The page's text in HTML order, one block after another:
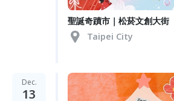
聖誕奇蹟市｜松菸文創大街
Taipei City
Dec.
13